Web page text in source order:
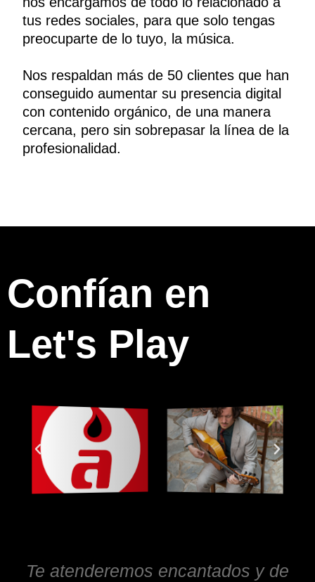
tus redes sociales, para que solo tengas
preocuparte de lo tuyo, la música.
Nos respaldan más de 50 clientes que han
conseguido aumentar su presencia digital
con contenido orgánico, de una manera
cercana, pero sin sobrepasar la línea de la
profesionalidad.
Confían en
Let's Play
Te atenderemos encantados y de